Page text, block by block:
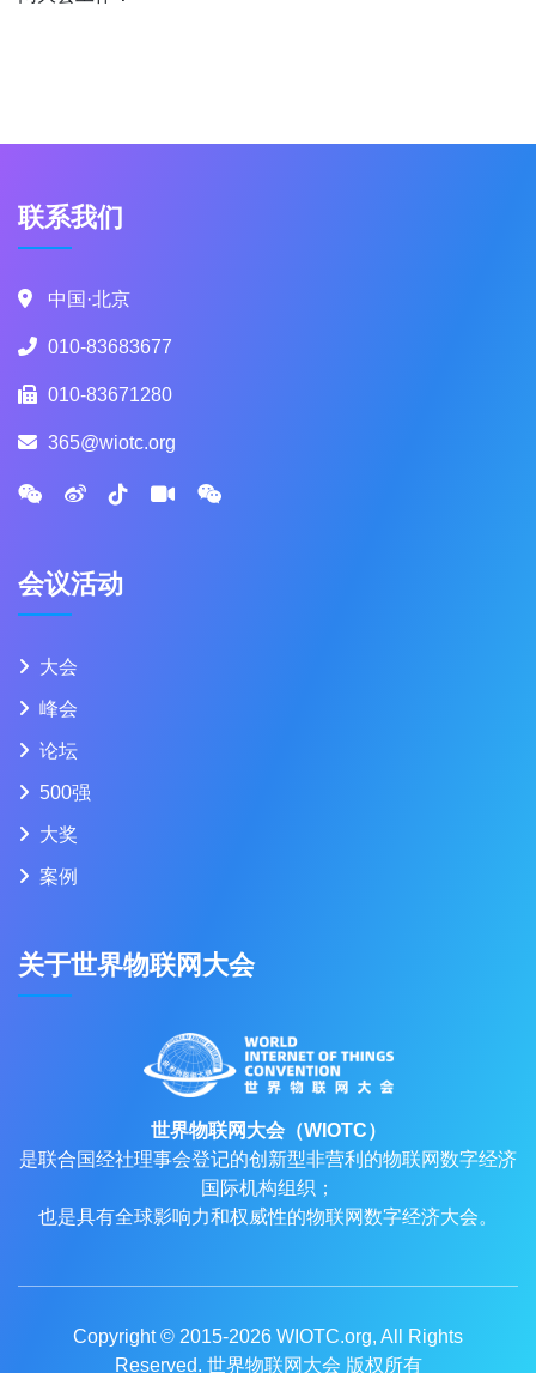
联系我们
中国·北京
010-83683677
010-83671280
365@wiotc.org
会议活动
大会
峰会
论坛
500强
大奖
案例
关于世界物联网大会
世界物联网大会（WIOTC）
是联合国经社理事会登记的创新型非营利的物联网数字经济
国际机构组织；
也是具有全球影响力和权威性的物联网数字经济大会。
Copyright © 2015-2026 WIOTC.org, All Rights
Reserved. 世界物联网大会 版权所有